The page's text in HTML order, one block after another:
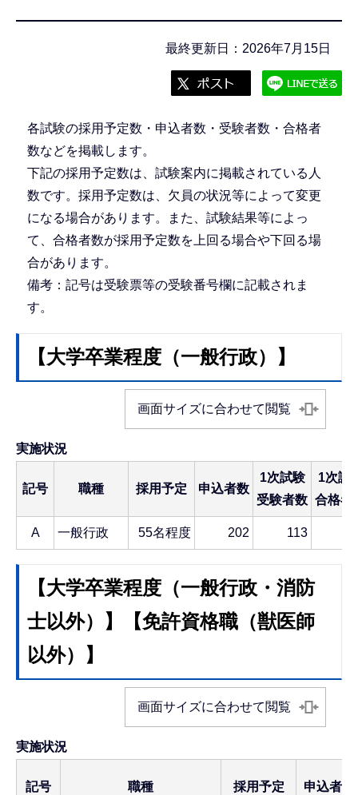
最終更新日：2026年7月15日
各試験の採用予定数・申込者数・受験者数・合格者
数などを掲載します。
下記の採用予定数は、試験案内に掲載されている人
数です。採用予定数は、欠員の状況等によって変更
になる場合があります。また、試験結果等によっ
て、合格者数が採用予定数を上回る場合や下回る場
合があります。
備考：記号は受験票等の受験番号欄に記載されま
す。
【大学卒業程度（一般行政）】
画面サイズに合わせて閲覧
実施状況
記号 職種 採用予定 申込者数
1次試験
受験者数
1次試
合格者
A 一般行政 55名程度 202 113
【大学卒業程度（一般行政・消防
士以外）】【免許資格職（獣医師
以外）】
画面サイズに合わせて閲覧
実施状況
記号 職種 採用予定 申込者数